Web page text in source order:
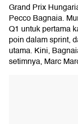
Grand Prix
Pecco Bagnaia.
Q1 untuk pertama
poin dalam sprint,
utama. Kini,
setimnya, Marc